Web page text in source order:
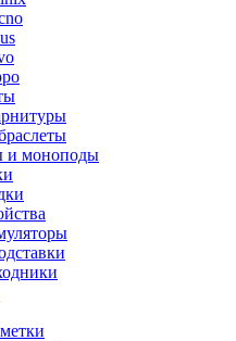
и моноподы